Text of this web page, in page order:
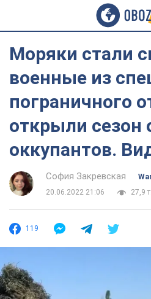
Моряки стали
военные из
пограничного
открыли сезон
оккупантов.
София Закревская
20.06.2022 21:06
27,9 т.
119